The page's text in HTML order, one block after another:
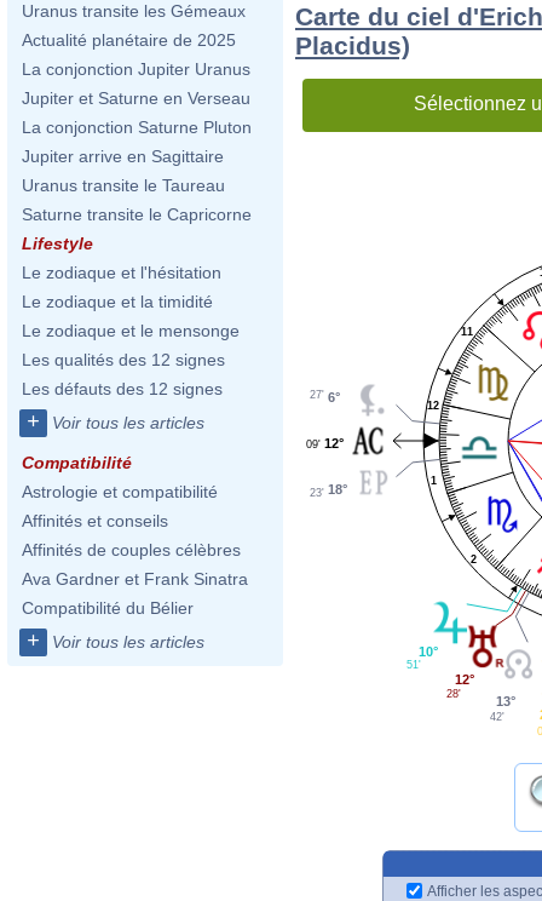
Uranus transite les Gémeaux
Actualité planétaire de 2025
La conjonction Jupiter Uranus
Jupiter et Saturne en Verseau
La conjonction Saturne Pluton
Jupiter arrive en Sagittaire
Uranus transite le Taureau
Saturne transite le Capricorne
Lifestyle
Le zodiaque et l'hésitation
Le zodiaque et la timidité
Le zodiaque et le mensonge
Les qualités des 12 signes
Les défauts des 12 signes
+ Voir tous les articles
Compatibilité
Astrologie et compatibilité
Affinités et conseils
Affinités de couples célèbres
Ava Gardner et Frank Sinatra
Compatibilité du Bélier
+ Voir tous les articles
Carte du ciel
Placidus)
Sélectionnez
1
2
11
12
6°
27'
12°
09'
18°
23'
10°
51'
12°
28' 13°
42'
Afficher les